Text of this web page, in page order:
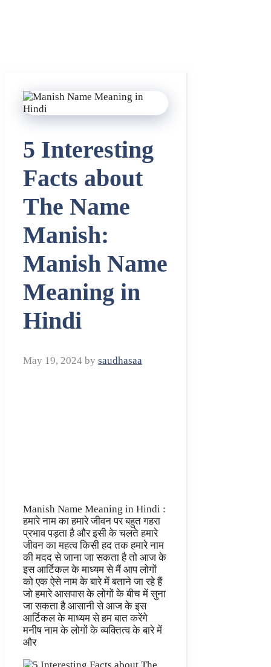
5 Interesting
Facts about
The Name
Manish:
Manish Name
Meaning in
Hindi
May 19, 2024 by saudhasaa
Manish Name Meaning in Hindi :
हमारे नाम का हमारे जीवन पर बहुत गहरा
प्रभाव पड़ता है और इसी के चलते हमारे
जीवन का महत्व किसी हद तक हमारे नाम
की मदद से जाना जा सकता है तो आज के
इस आर्टिकल के माध्यम से मैं आप लोगों
को एक ऐसे नाम के बारे में बताने जा रहे हैं
जो हमारे आसपास के लोगों के बीच में सुना
जा सकता है आसानी से आज के इस
आर्टिकल के माध्यम से हम बात करेंगे
मनीष नाम के लोगों के व्यक्तित्व के बारे में
और